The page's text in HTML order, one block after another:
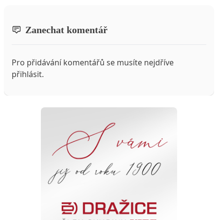
Zanechat komentář
Pro přidávání komentářů se musíte nejdříve
přihlásit.